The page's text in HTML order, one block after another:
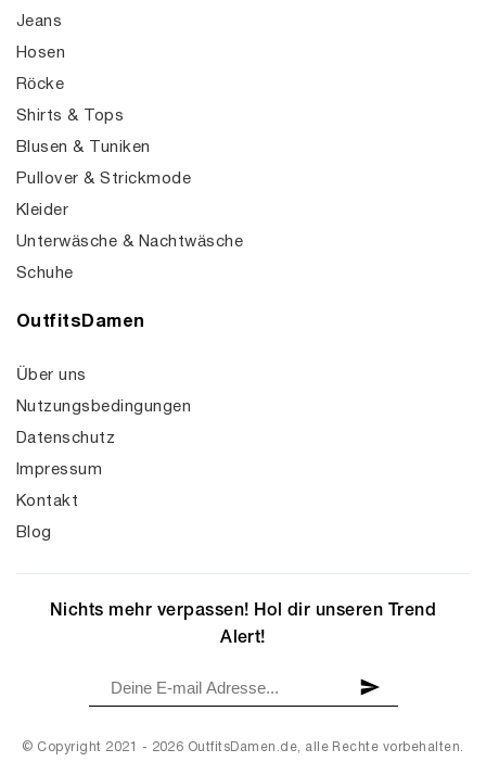
Jeans
Hosen
Röcke
Shirts & Tops
Blusen & Tuniken
Pullover & Strickmode
Kleider
Unterwäsche & Nachtwäsche
Schuhe
OutfitsDamen
Über uns
Nutzungsbedingungen
Datenschutz
Impressum
Kontakt
Blog
© Copyright 2021 - 2026 OutfitsDamen.de, alle Rechte vorbehalten.
Nichts mehr verpassen! Hol dir unseren Trend
Alert!